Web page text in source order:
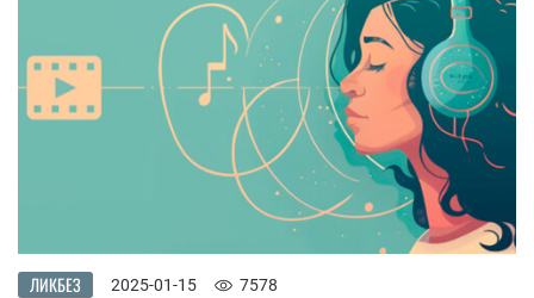
ЛИКБЕЗ 2025-01-15 7578